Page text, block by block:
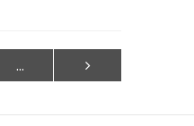
...